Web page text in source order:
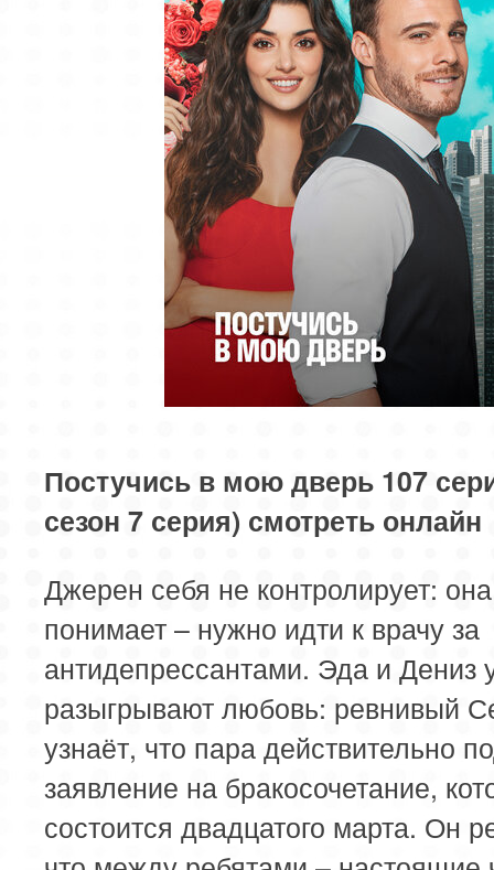
58 серия
59 серия
Постучись в мою дверь 107
сезон 7 серия) смотреть онлайн
Джерен себя не контролирует: она
понимает – нужно идти к врачу за
антидепрессантами. Эда и Дениз
разыгрывают любовь: ревнивый
узнаёт, что пара действительно
заявление на бракосочетание,
состоится двадцатого марта. Он